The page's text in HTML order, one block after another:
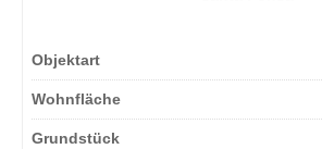
Objektart
Wohnfläche
Grundstück